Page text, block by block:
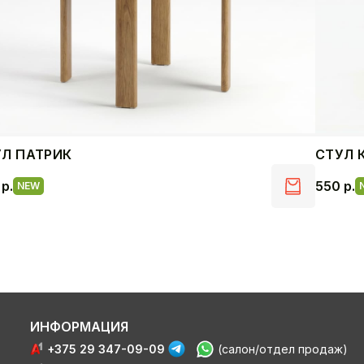
ПАТРИК
р. NEW
СТУЛ
550 р.
ИНФОРМАЦИЯ
+375 29 347-09-09
(салон/отдел продаж)